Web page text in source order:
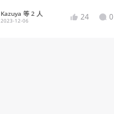
Kazuya 等 2 人
2023-12-06 24 0